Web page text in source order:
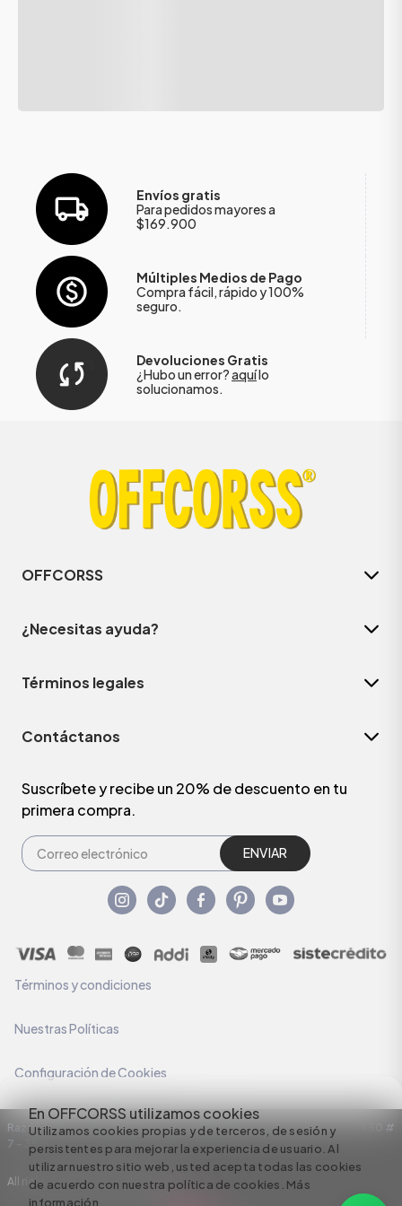
En OFFCORSS utilizamos cookies
Utilizamos cookies propias y de terceros, de sesión y
persistentes para mejorar la experiencia de usuario. Al
utilizar nuestro sitio web, usted acepta todas las cookies
de acuerdo con nuestra política de cookies. Más
información
Envíos gratis
Para pedidos mayores a
$169.900
Múltiples Medios de Pago
Compra fácil, rápido y 100%
seguro.
Devoluciones Gratis
¿Hubo un error?aquílo
solucionamos.
OFFCORSS
¿Necesitas ayuda?
Términos legales
Contáctanos
Suscríbete y recibe un 20% de descuento en tu
primera compra.
ENVIAR
Términos y condiciones
Nuestras Políticas
Configuración de Cookies
Razón Social: C.I HERMECO S.A. NIT: 890924167-6 Dirección: Carrera 50 #
7 – 35
All rights reserved empowered by